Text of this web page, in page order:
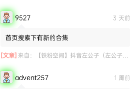
9527 3 天前
首页搜索下有新的合集
[文章] 来自： 【铁粉空间】抖音左公子（左公子666）合集【2063P 181V】
advent257 1 周前